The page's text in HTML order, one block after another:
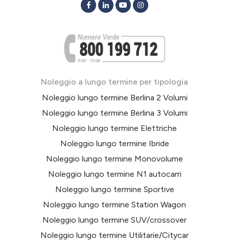
Noleggio a lungo termine per tipologia
Noleggio lungo termine Berlina 2 Volumi
Noleggio lungo termine Berlina 3 Volumi
Noleggio lungo termine Elettriche
Noleggio lungo termine Ibride
Noleggio lungo termine Monovolume
Noleggio lungo termine N1 autocarri
Noleggio lungo termine Sportive
Noleggio lungo termine Station Wagon
Noleggio lungo termine SUV/crossover
Noleggio lungo termine Utilitarie/Citycar